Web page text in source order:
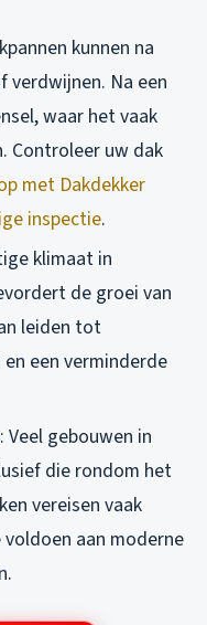
kunnen na
verdwijnen. Na een
waar het vaak
Controleer uw dak
met Dakdekker
inspectie.
klimaat in
de groei van
leiden tot
een verminderde
: Veel gebouwen in
die rondom het
vereisen vaak
aan moderne